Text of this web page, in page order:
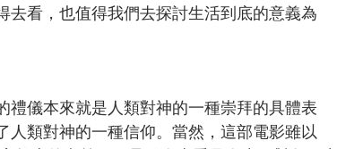
去看，也值得我們去探討生活到底的意義為
禮儀本來就是人類對神的一種崇拜的具體表
人類對神的一種信仰。當然，這部電影雖以